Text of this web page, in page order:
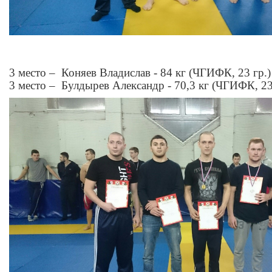
3 место – Коняев Владислав - 84 кг (ЧГИФК, 23 гр.)
3 место – Булдырев Александр - 70,3 кг (ЧГИФК,